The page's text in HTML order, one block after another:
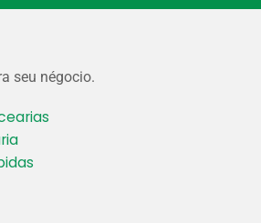
seu négocio.